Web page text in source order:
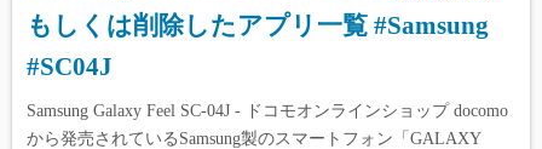
もしくは削除したアプリ一覧 #Samsung
#SC04J
Samsung Galaxy Feel SC-04J - ドコモオンラインショップ docomo
から発売されているSamsung製のスマートフォン「GALAXY